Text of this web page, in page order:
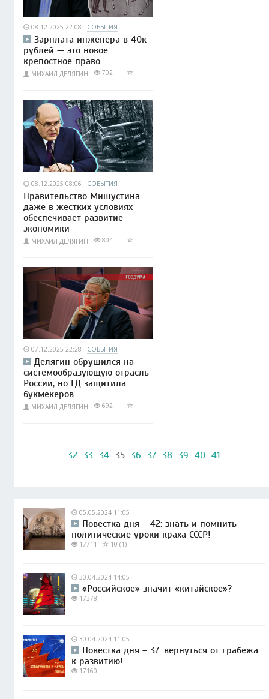
08.12.2025 22:08 СОБЫТИЯ
Зарплата инженера в 40к
рублей — это новое
крепостное право
МИХАИЛ ДЕЛЯГИН 702
08.12.2025 08:06 СОБЫТИЯ
Правительство Мишустина
даже в жестких условиях
обеспечивает развитие
экономики
МИХАИЛ ДЕЛЯГИН 804
07.12.2025 22:28 СОБЫТИЯ
Делягин обрушился на
системообразующую отрасль
России, но ГД защитила
букмекеров
МИХАИЛ ДЕЛЯГИН 692
32 33 34 35 36 37 38 39 40 41
05.05.2024 11:05
Повестка дня – 42: знать и помнить
политические уроки краха СССР!
17711 10 (1)
30.04.2024 14:05
«Российское» значит «китайское»?
17378
30.04.2024 11:05
Повестка дня – 37: вернуться от грабежа
к развитию!
17160